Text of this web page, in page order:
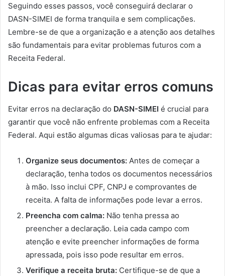
Seguindo esses passos, você conseguirá declarar o
DASN-SIMEI de forma tranquila e sem complicações.
Lembre-se de que a organização e a atenção aos detalhes
são fundamentais para evitar problemas futuros com a
Receita Federal.
Dicas para evitar erros comuns
Evitar erros na declaração do DASN-SIMEI é crucial para
garantir que você não enfrente problemas com a Receita
Federal. Aqui estão algumas dicas valiosas para te ajudar:
Organize seus documentos: Antes de começar a
declaração, tenha todos os documentos necessários
à mão. Isso inclui CPF, CNPJ e comprovantes de
receita. A falta de informações pode levar a erros.
Preencha com calma: Não tenha pressa ao
preencher a declaração. Leia cada campo com
atenção e evite preencher informações de forma
apressada, pois isso pode resultar em erros.
Verifique a receita bruta: Certifique-se de que a